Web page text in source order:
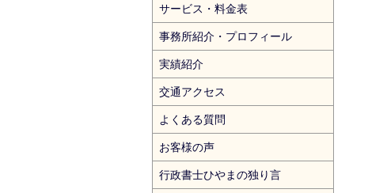
サービス・料金表
事務所紹介・プロフィール
実績紹介
交通アクセス
よくある質問
お客様の声
行政書士ひやまの独り言